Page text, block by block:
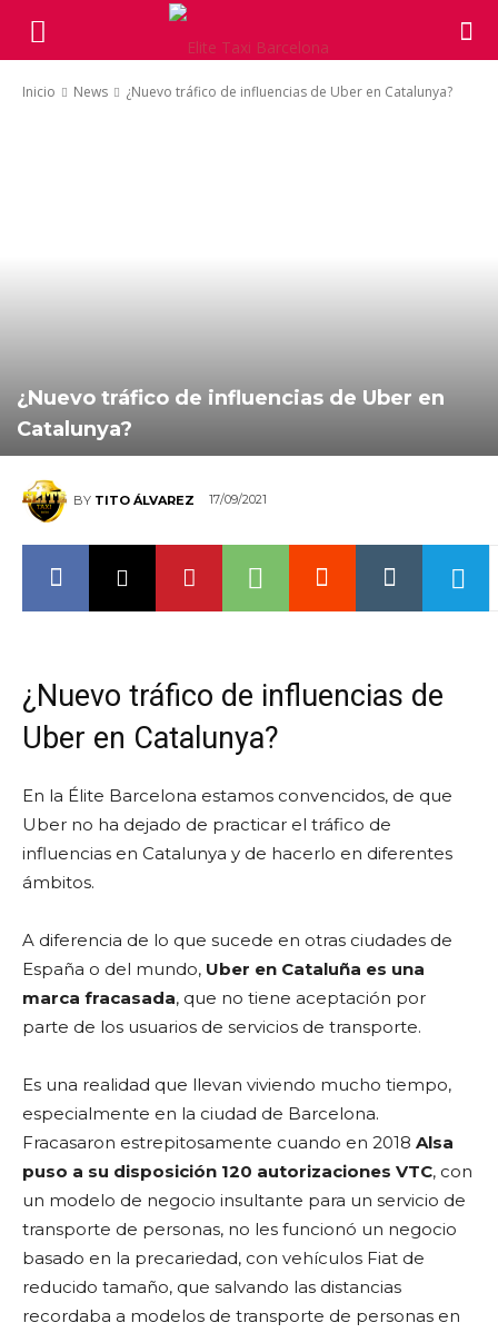
Inicio News ¿Nuevo tráfico de influencias de Uber en Catalunya?
¿Nuevo tráfico de influencias de Uber en
Catalunya?
BY TITO ÁLVAREZ 17/09/2021
¿Nuevo tráfico de influencias de
Uber en Catalunya?
En la Élite Barcelona estamos convencidos, de que
Uber no ha dejado de practicar el tráfico de
influencias en Catalunya y de hacerlo en diferentes
ámbitos.
A diferencia de lo que sucede en otras ciudades de
España o del mundo, Uber en Cataluña es una
marca fracasada, que no tiene aceptación por
parte de los usuarios de servicios de transporte.
Es una realidad que llevan viviendo mucho tiempo,
especialmente en la ciudad de Barcelona.
Fracasaron estrepitosamente cuando en 2018 Alsa
puso a su disposición 120 autorizaciones VTC, con
un modelo de negocio insultante para un servicio de
transporte de personas, no les funcionó un negocio
basado en la precariedad, con vehículos Fiat de
reducido tamaño, que salvando las distancias
recordaba a modelos de transporte de personas en